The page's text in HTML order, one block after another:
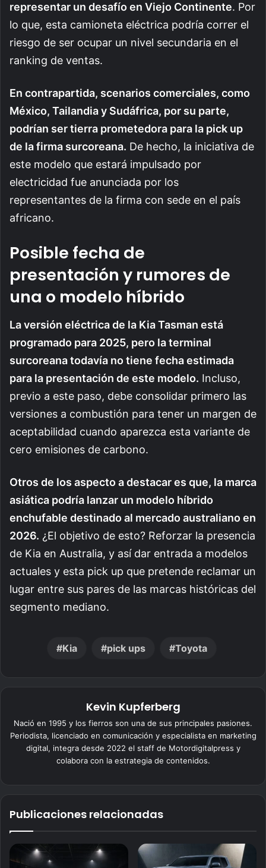
representar un desafío en Viejo Continente. Por
lo que, esta camioneta eléctrica podría correr el
riesgo de ser ocupar un nivel secundaria en el
ranking de ventas.
En contrapartida, scenarios comerciales, como
México, Tailandia y Sudáfrica, por su parte,
podrían ser tierra prometedora para la pick up
de la firma surcoreana. De hecho, la iniciativa de
este modelo que estará impulsado por
electricidad fue anunciada por los
representantes de la firma con sede en el país
africano.
Posible fecha de
presentación y rumores de
una o modelo híbrido
La versión eléctrica de la Kia Tasman está
programado para 2025, pero la terminal
surcoreana todavía no tiene fecha estimada
para la presentación de este modelo. Incluso,
previo a este paso, debe consolidar primero las
versiones a combustión para tener un margen de
aceptabilidad cuando aparezca esta variante de
cero emisiones de carbono.
Otros de los aspecto a destacar es que, la marca
asiática podría lanzar un modelo híbrido
enchufable destinado al mercado australiano en
2026. ¿El objetivo de esto? Reforzar la presencia
de Kia en Australia, y así dar entrada a modelos
actuales y esta pick up que pretende reclamar un
lugar entre sus pares de las marcas históricas del
segmento mediano.
Kia pick ups Toyota
Kevin Kupferberg
Nació en 1995 y los fierros son una de sus principales pasiones.
Periodista, licenciado en comunicación y especialista en marketing
digital, integra desde 2022 el staff de Motordigitalpress y
colabora con la estrategia de contenidos.
Publicaciones relacionadas